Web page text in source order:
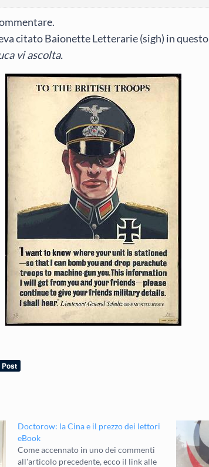
citato Baionette Letterarie (sigh) in questo
vi ascolta.
Doctorow: la Cina e il prezzo dei lettori
eBook
Come accennato in uno dei commenti
all'articolo precedente, ecco il link alle